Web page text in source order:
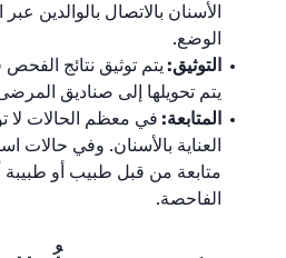
الأسنان بالاتصال بالوالدين
الوضع.
التوثيق: يتم توثيق نتائج
يتم تحويلها إلى صناديق
المتابعة: في معظم الحالات لا
العناية بالأسنان. وفي حالات
متابعة من قبل طبيب أو طبيبة
الفاحصة.